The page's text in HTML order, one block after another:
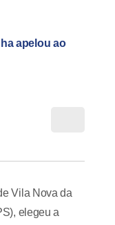
apelou ao
Vila Nova da
elegeu a